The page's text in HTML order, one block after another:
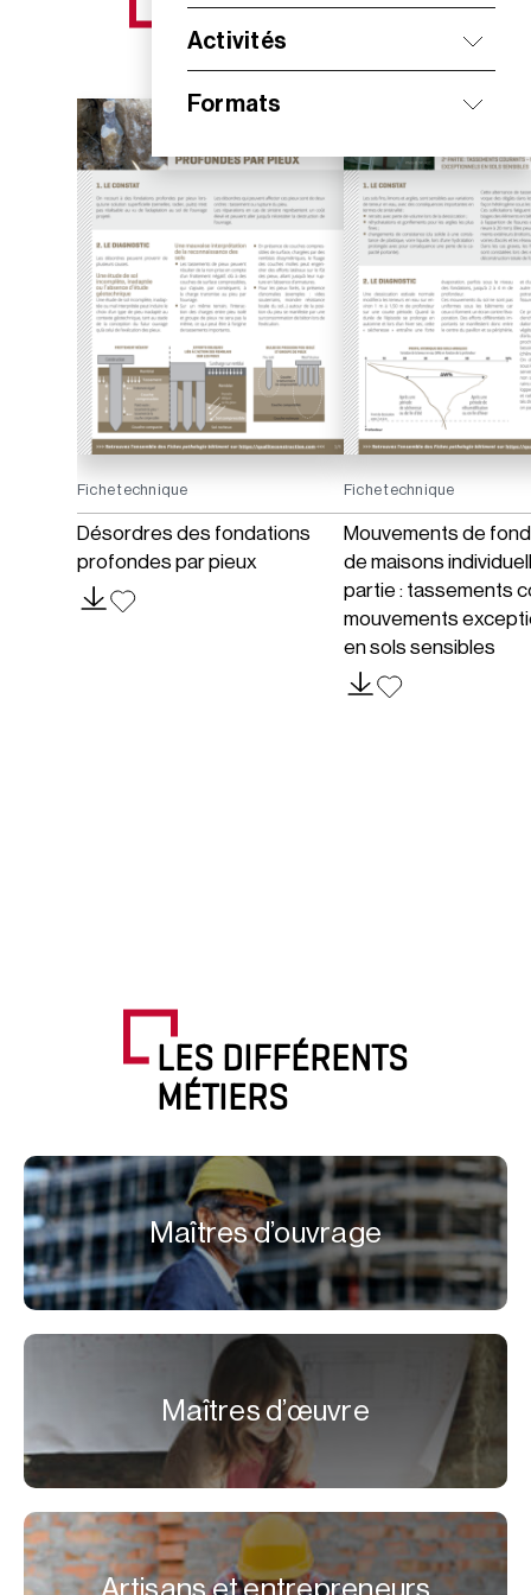
Activités
Formats
NOS NOUVEAUTÉS
Fiche technique
Désordres des fondations
profondes par pieux
Fiche technique
Mouvements de
de maisons
partie : tassements
mouvements
en sols sensibles
LES DIFFÉRENTS
MÉTIERS
Maîtres d’ouvrage
Maîtres d’œuvre
Artisans et entrepreneurs